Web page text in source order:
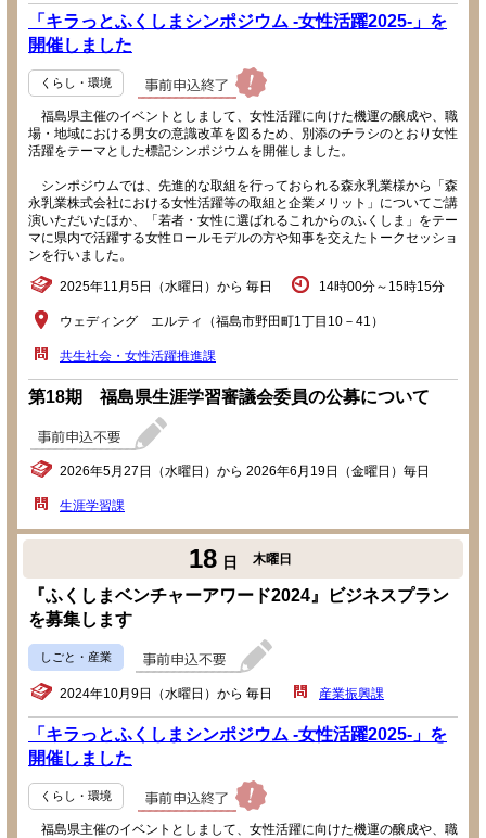
「キラっとふくしまシンポジウム -女性活躍2025-」を
開催しました
くらし・環境
福島県主催のイベントとしまして、女性活躍に向けた機運の醸成や、職
場・地域における男女の意識改革を図るため、別添のチラシのとおり女性
活躍をテーマとした標記シンポジウムを開催しました。
シンポジウムでは、先進的な取組を行っておられる森永乳業様から「森
永乳業株式会社における女性活躍等の取組と企業メリット」についてご講
演いただいたほか、「若者・女性に選ばれるこれからのふくしま」をテー
マに県内で活躍する女性ロールモデルの方や知事を交えたトークセッショ
ンを行いました。
2025年11月5日（水曜日）から 毎日 14時00分～15時15分
ウェディング エルティ（福島市野田町1丁目10－41）
共生社会・女性活躍推進課
第18期 福島県生涯学習審議会委員の公募について
2026年5月27日（水曜日）から 2026年6月19日（金曜日）毎日
生涯学習課
18 日 木曜日
『ふくしまベンチャーアワード2024』ビジネスプラン
を募集します
しごと・産業
2024年10月9日（水曜日）から 毎日 産業振興課
「キラっとふくしまシンポジウム -女性活躍2025-」を
開催しました
くらし・環境
福島県主催のイベントとしまして、女性活躍に向けた機運の醸成や、職